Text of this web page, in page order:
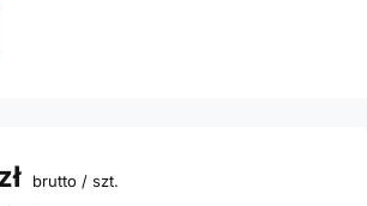
brutto / szt.